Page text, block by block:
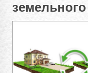
земельного